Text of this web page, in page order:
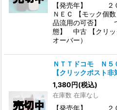
【発売年】 ２
ＮＥＣ 【モック個
品流用の可否】 つ
態】 中古 【クリッ
オーバー）
ＮＴＴドコモ Ｎ
【クリックポスト非
1,380円(税込)
在庫数 在庫なし
【発売年】 ２